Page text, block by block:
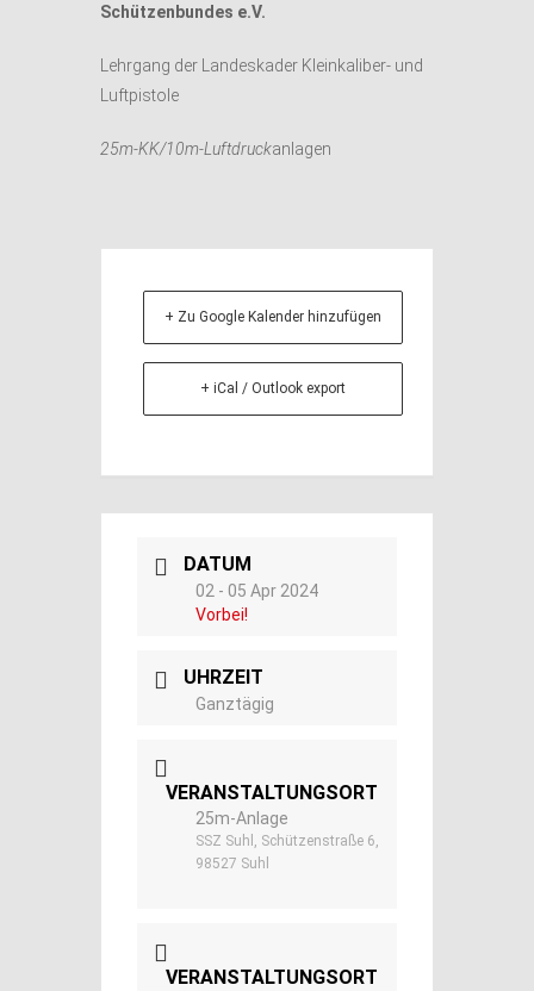
Schützenbundes e.V.
Lehrgang der Landeskader Kleinkaliber- und
Luftpistole
25m-KK/10m-Luftdruckanlagen
+ Zu Google Kalender hinzufügen
+ iCal / Outlook export
DATUM
02 - 05 Apr 2024
Vorbei!
UHRZEIT
Ganztägig
VERANSTALTUNGSORT
25m-Anlage
SSZ Suhl, Schützenstraße 6,
98527 Suhl
VERANSTALTUNGSORT